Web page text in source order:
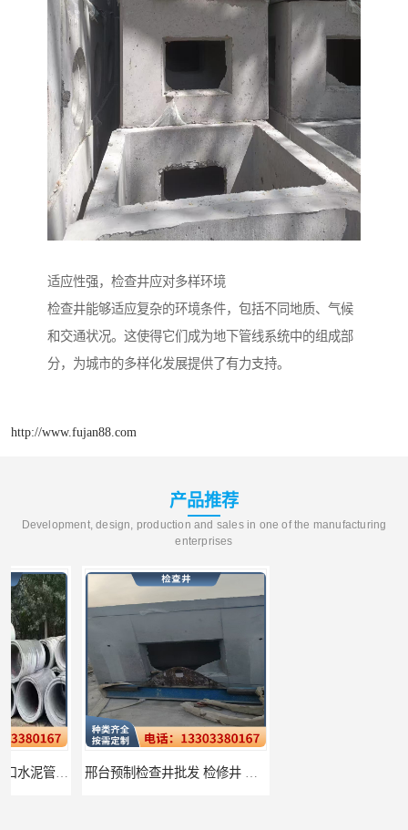
适应性强，检查井应对多样环境
检查井能够适应复杂的环境条件，包括不同地质、气候
和交通状况。这使得它们成为地下管线系统中的组成部
分，为城市的多样化发展提供了有力支持。
http://www.fujan88.com
产品推荐
Development, design, production and sales in one of the manufacturing
enterprises
邢台预制检查井批发 检修井 有效引导分流雨水